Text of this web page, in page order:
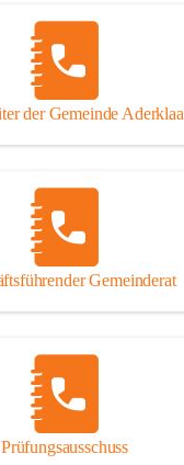
der Gemeinde Aderklaa
Gemeinderat
Prüfungsausschuss